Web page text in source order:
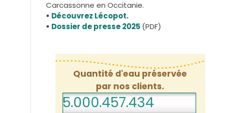
Carcassonne en Occitanie.
• Découvrez Lécopot.
• Dossier de presse 2025 (PDF)
Quantité d'eau préservée
par nos clients.
5.000.457.477